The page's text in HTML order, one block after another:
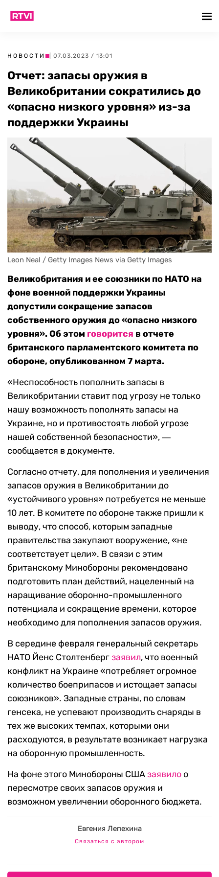
НОВОСТИ | 07.03.2023 / 13:01
Отчет: запасы оружия в
Великобритании сократились до
«опасно низкого уровня» из-за
поддержки Украины
Leon Neal / Getty Images News via Getty Images
Великобритания и ее союзники по НАТО на
фоне военной поддержки Украины
допустили сокращение запасов
собственного оружия до «опасно низкого
уровня». Об этом говорится в отчете
британского парламентского комитета по
обороне, опубликованном 7 марта.
«Неспособность пополнить запасы в
Великобритании ставит под угрозу не только
нашу возможность пополнять запасы на
Украине, но и противостоять любой угрозе
нашей собственной безопасности», ―
сообщается в документе.
Согласно отчету, для пополнения и увеличения
запасов оружия в Великобритании до
«устойчивого уровня» потребуется не меньше
10 лет. В комитете по обороне также пришли к
выводу, что способ, которым западные
правительства закупают вооружение, «не
соответствует цели». В связи с этим
британскому Минобороны рекомендовано
подготовить план действий, нацеленный на
наращивание оборонно-промышленного
потенциала и сокращение времени, которое
необходимо для пополнения запасов оружия.
В середине февраля генеральный секретарь
НАТО Йенс Столтенбергзаявил, что военный
конфликт на Украине «потребляет огромное
количество боеприпасов и истощает запасы
союзников». Западные страны, по словам
генсека, не успевают производить снаряды в
тех же высоких темпах, которыми они
расходуются, в результате возникает нагрузка
на оборонную промышленность.
На фоне этого Минобороны СШАзаявило о
пересмотре своих запасов оружия и
возможном увеличении оборонного бюджета.
Евгения Лепехина
Связаться с автором